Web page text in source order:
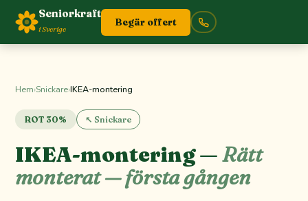
Seniorkraft
i Sverige
Begär offert
Hem›Snickare›IKEA-montering
ROT 30% ↖ Snickare
IKEA-montering —Rätt
monterat — första gången